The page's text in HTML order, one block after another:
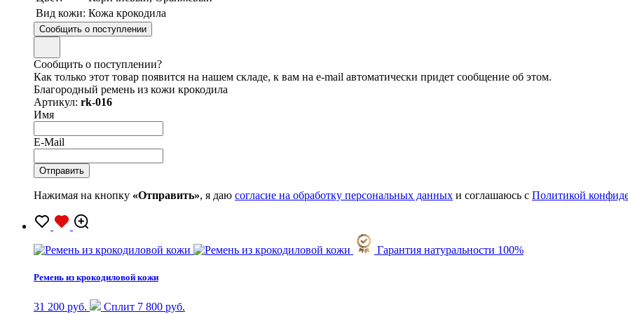
Вид кожи: Кожа крокодила
Сообщить о поступлении
Сообщить о поступлении?
Как только этот товар появится на нашем складе, к вам на e-mail автоматически придет сообщение об этом.
Благородный ремень из кожи крокодила
Артикул: rk-016
Имя
E-Mail
Нажимая на кнопку «Отправить», я даю согласие на обработку персональных данных и соглашаюсь с Политикой
Гарантия натуральности 100%
Ремень из крокодиловой кожи
31 200 руб. Сплит 7 800 руб.